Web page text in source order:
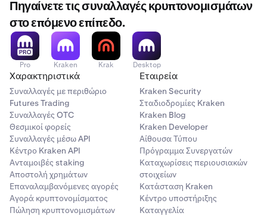
Επιλέξτε το νόμισμα δαπάνηςσας, αυτό θα είναι το
νόμισμα fiat που θα θέλατε να χρησιμοποιήσετε.
Όπως USD, EUR, GBP και άλλα. Στη συνέχεια,
εισαγάγετε το ποσό που θα θέλατε να ξοδέψετε.
Πηγαίνετε τις συναλλαγές κρυπτονομισμάτων
στο επόμενο επίπεδο.
Pro Kraken Krak Desktop
Χαρακτηριστικά
Συναλλαγές με περιθώριο
Futures Trading
Συναλλαγές OTC
Θεσμικοί φορείς
Συναλλαγές μέσω API
Κέντρο Kraken API
Ανταμοιβές staking
Αποστολή χρημάτων
Επαναλαμβανόμενες αγορές
Αγορά κρυπτονομίσματος
Πώληση κρυπτονομισμάτων
Εταιρεία
Kraken Security
Σταδιοδρομίες Kraken
Kraken Blog
Kraken Developer
Αίθουσα Τύπου
Πρόγραμμα Συνεργατών
Καταχωρίσεις περιουσιακών
στοιχείων
Κατάσταση Kraken
Κέντρο υποστήριξης
Καταγγελία